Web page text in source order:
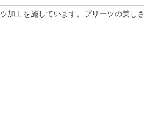
加工を施しています。プリーツの美しさ